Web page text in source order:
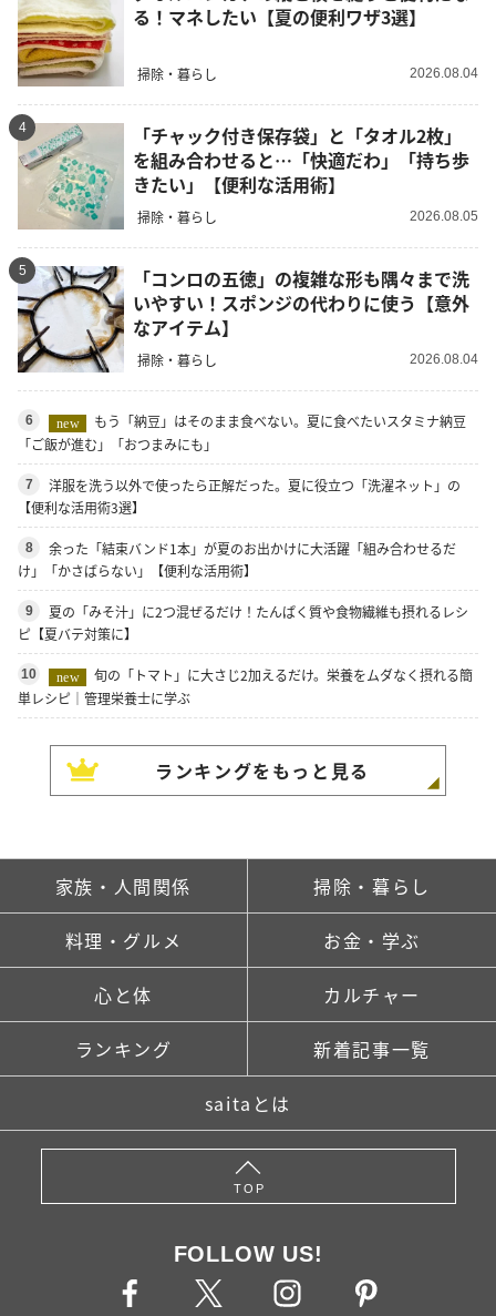
る！マネしたい【夏の便利ワザ3選】
掃除・暮らし 2026.08.04
4
「チャック付き保存袋」と「タオル2枚」
を組み合わせると…「快適だわ」「持ち歩
きたい」【便利な活用術】
掃除・暮らし 2026.08.05
5
「コンロの五徳」の複雑な形も隅々まで洗
いやすい！スポンジの代わりに使う【意外
なアイテム】
掃除・暮らし 2026.08.04
6 new
もう「納豆」はそのまま食べない。夏に食べたいスタミナ納豆
「ご飯が進む」「おつまみにも」
7
洋服を洗う以外で使ったら正解だった。夏に役立つ「洗濯ネット」の
【便利な活用術3選】
8
余った「結束バンド1本」が夏のお出かけに大活躍「組み合わせるだ
け」「かさばらない」【便利な活用術】
9
夏の「みそ汁」に2つ混ぜるだけ！たんぱく質や食物繊維も摂れるレシ
ピ【夏バテ対策に】
10 new
旬の「トマト」に大さじ2加えるだけ。栄養をムダなく摂れる簡
単レシピ｜管理栄養士に学ぶ
ランキングをもっと見る
家族・人間関係 掃除・暮らし
料理・グルメ お金・学ぶ
心と体 カルチャー
ランキング 新着記事一覧
saitaとは
TOP
FOLLOW US!